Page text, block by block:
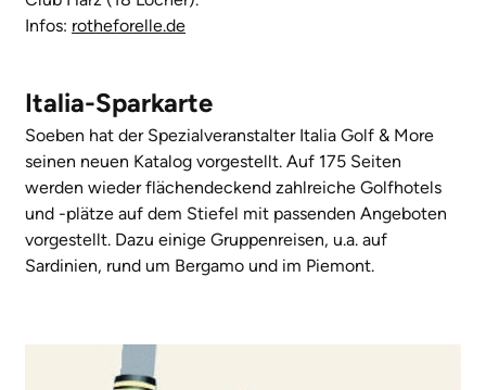
Infos: rotheforelle.de
Italia-Sparkarte
Soeben hat der Spezialveranstalter Italia Golf & More
seinen neuen Katalog vorgestellt. Auf 175 Seiten
werden wieder flächendeckend zahlreiche Golfhotels
und -plätze auf dem Stiefel mit passenden Angeboten
vorgestellt. Dazu einige Gruppenreisen, u.a. auf
Sardinien, rund um Bergamo und im Piemont.